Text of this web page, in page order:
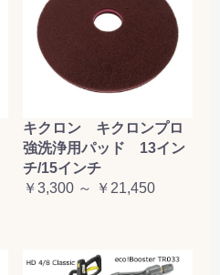
キクロン キクロンプロ
強洗浄用パッド 13イン
チ/15インチ
￥3,300 ～ ￥21,450